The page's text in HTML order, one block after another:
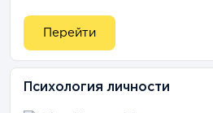
Перейти
Психология личности